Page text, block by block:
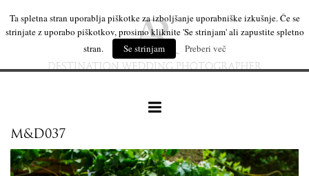
naše delo
M&D037
Ta spletna stran uporablja piškotke za izboljšanje uporabniške izkušnje. Če se
strinjate z uporabo piškotkov, prosimo kliknite 'Se strinjam' ali zapustite spletno
stran.
Se strinjam Preberi več